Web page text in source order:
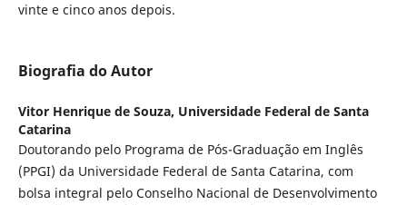
vinte e cinco anos depois.
Biografia do Autor
Vitor Henrique de Souza, Universidade Federal de Santa
Catarina
Doutorando pelo Programa de Pós-Graduação em Inglês
(PPGI) da Universidade Federal de Santa Catarina, com
bolsa integral pelo Conselho Nacional de Desenvolvimento